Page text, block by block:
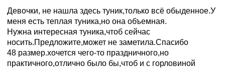
Девочки, не нашла здесь туник,только всё обыденное.У
меня есть теплая туника,но она объемная.
Нужна интересная туника,чтоб сейчас
носить.Предложите,может не заметила.Спасибо
48 размер.хочется чего-то праздничного,но
практичного,отлично было бы,чтоб и с горловиной